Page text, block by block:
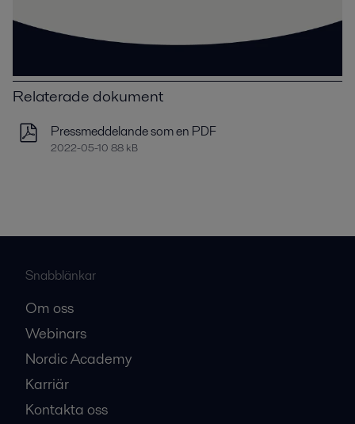
Relaterade dokument
Pressmeddelande som en PDF
2022-05-10 88 kB
Snabblänkar
Om oss
Webinars
Nordic Academy
Karriär
Kontakta oss